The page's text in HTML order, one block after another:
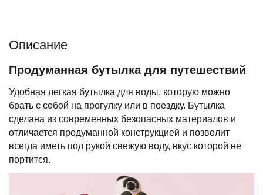
Описание
Продуманная бутылка для путешествий
Удобная легкая бутылка для воды, которую можно
брать с собой на прогулку или в поездку. Бутылка
сделана из современных безопасных материалов и
отличается продуманной конструкцией и позволит
всегда иметь под рукой свежую воду, вкус которой не
портится.